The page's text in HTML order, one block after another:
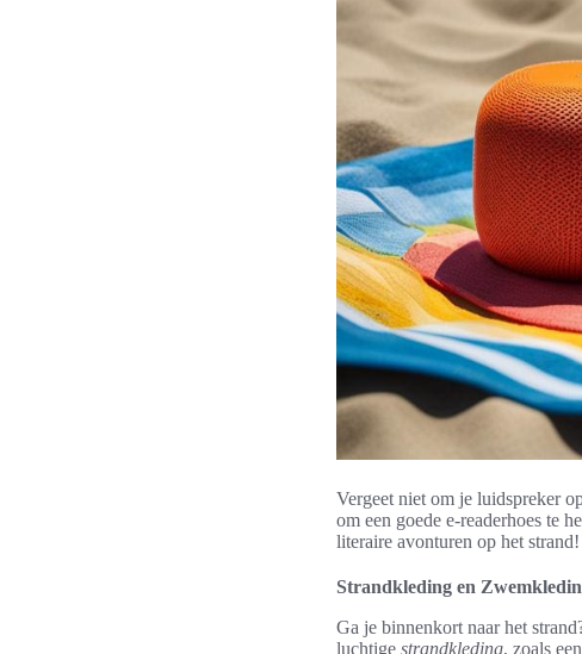
Vergeet niet om je luidspreker
om een goede e-readerhoes te
literaire avonturen op het strand!
Strandkleding en
Ga je binnenkort naar het
luchtige strandkleding, zoals